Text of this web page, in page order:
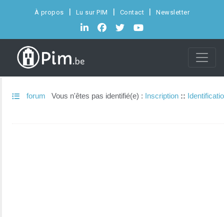
À propos Lu sur PIM Contact Newsletter
forum Vous n'êtes pas identifié(e) : Inscription ::